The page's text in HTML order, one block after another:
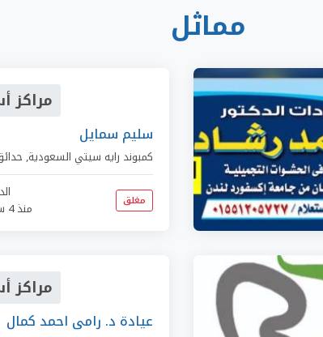
مماثل
مراكز
سليم سمايل
كمبوند رايه سيتي السعودية,
منذ 4 سنوات
مغلق
مراكز
عيادة د. رامى احمد كمال